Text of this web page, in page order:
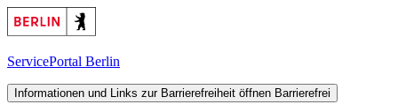
ServicePortal Berlin
Informationen und Links zur Barrierefreiheit öffnen Barrierefrei